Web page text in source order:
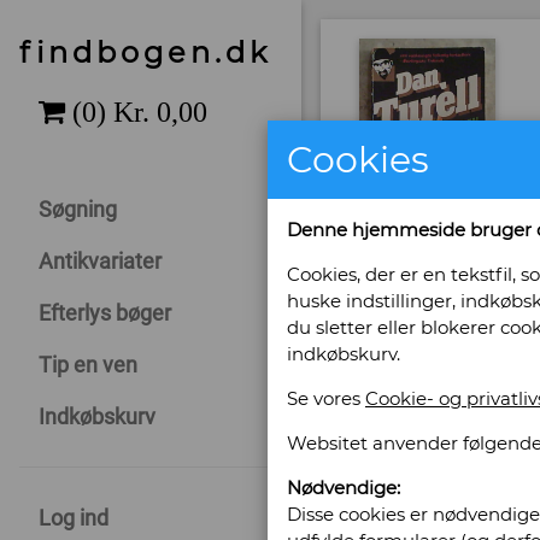
findbogen.dk
Søgning
Antikvariater
Efterlys bøger
Tip en ven
Indkøbskurv
Log ind Sælges af:
Cookies
Denne hjemmeside bruger
Cookies, der er en tekstfil,
huske indstillinger,
du sletter eller blokerer
indkøbskurv.
Se vores Cookie- og
Websitet anvender
Nødvendige:
Disse cookies er